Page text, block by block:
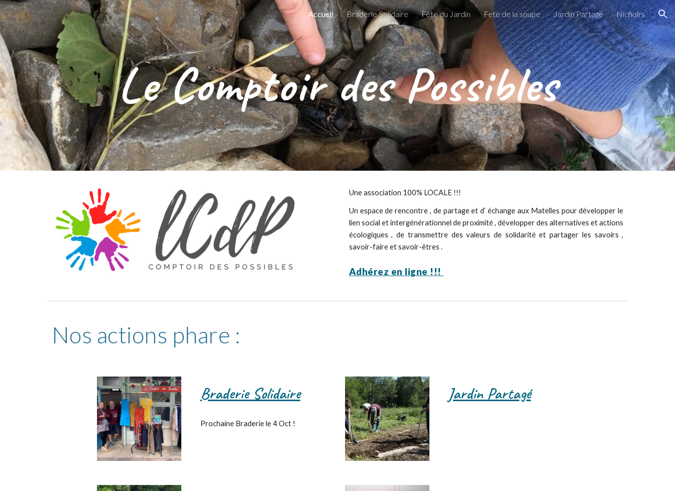
Skip to main content Skip to navigation
Accueil Braderie Solidaire Fête du Jardin Fete de la soupe Jardin Partagé Nichoirs
Le Comptoir des Possibles
Une association 100% LOCALE !!!
Un espace de rencontre , de partage et d’ échange aux Matelles pour développer le
lien social et intergénérationnel de proximité , développer des alternatives et actions
écologiques , de transmettre des valeurs de solidarité et partager les savoirs ,
savoir-faire et savoir-êtres .
Adhérez en ligne !!!
Nos actions phare :
Braderie Solidaire
Prochaine Braderie le 4 Oct !
Jardin Partagé